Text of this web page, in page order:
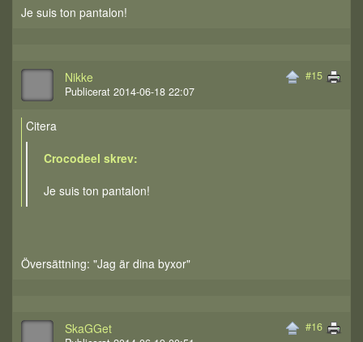
Je suis ton pantalon!
#15
Nikke
Publicerat 2014-06-18 22:07
Citera
Crocodeel skrev:
Je suis ton pantalon!
Översättning: "Jag är dina byxor"
#16
SkaGGet